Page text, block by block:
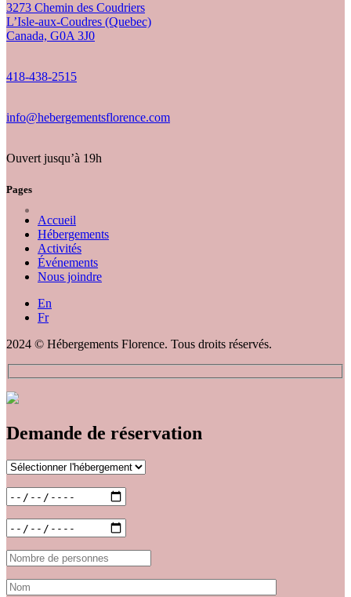
3273 Chemin des Coudriers
L’Isle-aux-Coudres (Quebec)
Canada, G0A 3J0
418-438-2515
info@hebergementsflorence.com
Ouvert jusqu’à 19h
Pages
Accueil
Hébergements
Activités
Événements
Nous joindre
En
Fr
2024 © Hébergements Florence. Tous droits réservés.
Demande de réservation